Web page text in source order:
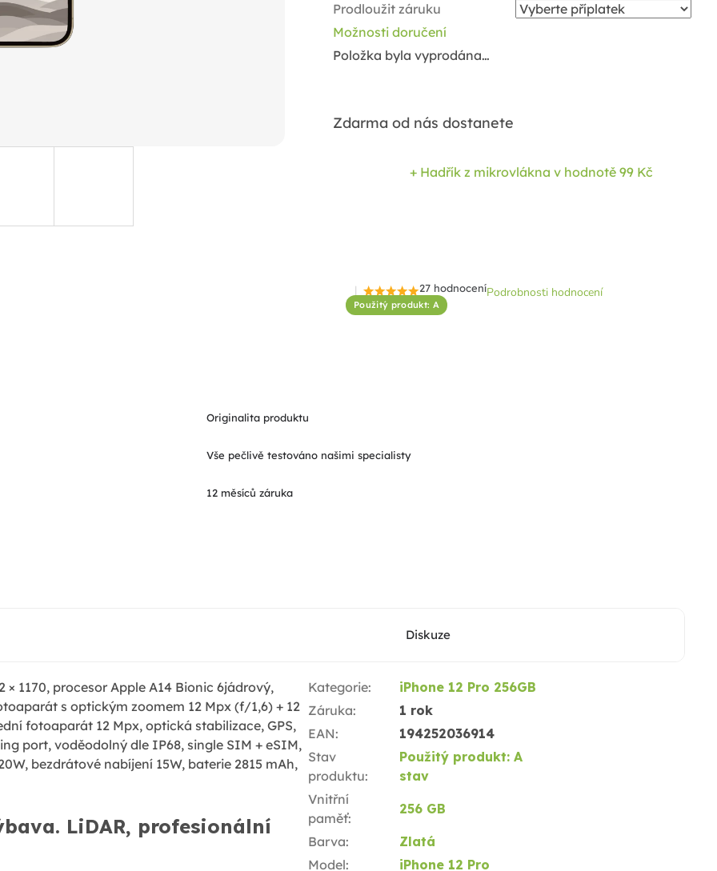
Použitý produkt: A
Průměrné
hodnocení
27 hodnoceníPodrobnosti hodnocení
Prodloužit záruku
Možnosti doručení
Položka byla vyprodána…
Zdarma od nás dostanete
+ Hadřík z mikrovlákna v hodnotě 99 Kč
Originalita produktu
Vše pečlivě testováno našimi specialisty
12 měsíců záruka
Diskuze
× 1170, procesor Apple A14 Bionic 6jádrový,
s optickým zoomem 12 Mpx (f/1,6) + 12
fotoaparát 12 Mpx, optická stabilizace, GPS,
port, voděodolný dle IP68, single SIM + eSIM,
bezdrátové nabíjení 15W, baterie 2815 mAh,
LiDAR, profesionální
Kategorie:
iPhone 12 Pro 256GB
Záruka:
1 rok
EAN:
194252036914
Stav
produktu:
Použitý produkt: A
stav
Vnitřní
paměť:
256 GB
Barva:
Zlatá
Model: iPhone 12 Pro